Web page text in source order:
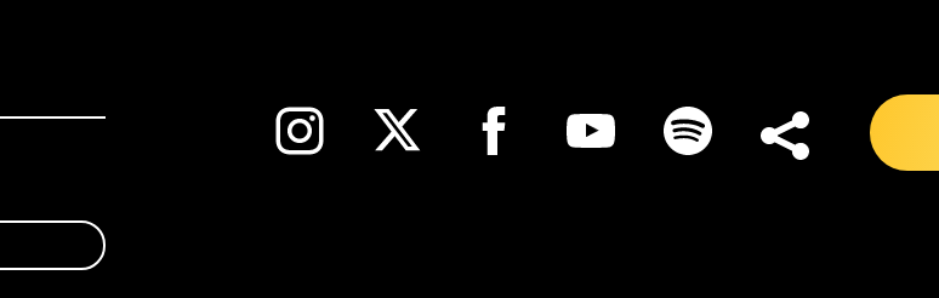
Abre en nueva ventanaAbre en nueva ventanaAbre en nueva ventanaAbre en nueva ventanaAbre en nueva ventana